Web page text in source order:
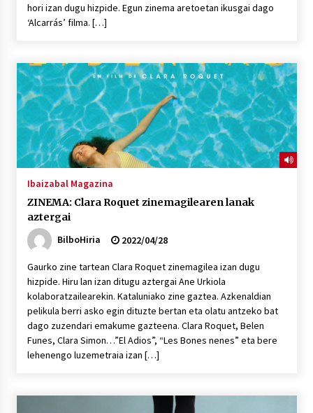
hori izan dugu hizpide. Egun zinema aretoetan ikusgai dago
‘Alcarrás’ filma. […]
Ibaizabal Magazina
ZINEMA: Clara Roquet zinemagilearen lanak
aztergai
BilboHiria
2022/04/28
Gaurko zine tartean Clara Roquet zinemagilea izan dugu
hizpide. Hiru lan izan ditugu aztergai Ane Urkiola
kolaboratzailearekin. Kataluniako zine gaztea. Azkenaldian
pelikula berri asko egin dituzte bertan eta olatu antzeko bat
dago zuzendari emakume gazteena. Clara Roquet, Belen
Funes, Clara Simon…”El Adios”, “Les Bones nenes” eta bere
lehenengo luzemetraia izan […]